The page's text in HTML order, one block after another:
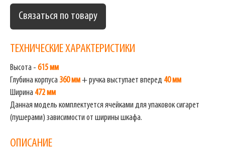
Связаться по товару
ТЕХНИЧЕСКИЕ ХАРАКТЕРИСТИКИ
Высота - 615 мм
Глубина корпуса 360 мм+ ручка выступает вперед 40 мм
Ширина 472 мм
Данная модель комплектуется ячейками для упаковок сигарет
(пушерами) зависимости от ширины шкафа.
ОПИСАНИЕ